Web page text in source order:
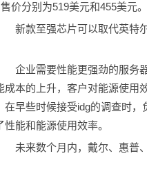
价分别为519美元和455美元。
新款至强芯片可以取代英特尔
企业需要性能更强劲的服务器
成本的上升，客户对能源使用
在早些时候接受idg的调查时
性能和能源使用效率。
未来数个月内，戴尔、惠普、